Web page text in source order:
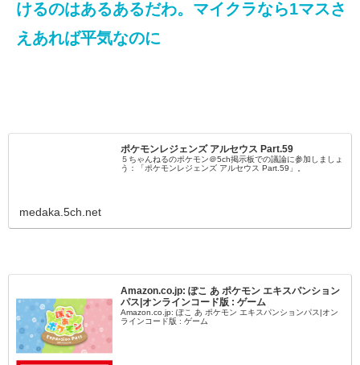
けるのはあるあるだわ。マイクラなら1マスさ
えあれば平気なのに
ポケモンレジェンズ アルセウス Part.59
５ちゃんねるのポケモン＠5ch掲示板での議論に参加しましょ
う：「ポケモンレジェンズ アルセウス Part.59」。
medaka.5ch.net
Amazon.co.jp: ぽこ あ ポケモン エキスパンション
パス|オンラインコード版 : ゲーム
Amazon.co.jp: ぽこ あ ポケモン エキスパンションパス|オン
ラインコード版 : ゲーム